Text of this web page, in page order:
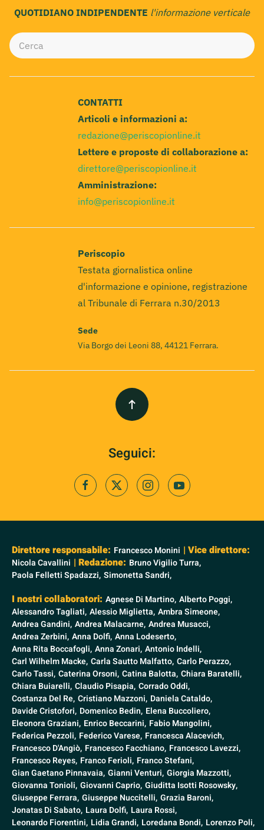
QUOTIDIANO INDIPENDENTE l'informazione verticale
CONTATTI
Articoli e informazioni a:
redazione@periscopionline.it
Lettere e proposte di collaborazione a:
direttore@periscopionline.it
Amministrazione:
info@periscopionline.it
Periscopio
Testata giornalistica online
d'informazione e opinione, registrazione
al Tribunale di Ferrara n.30/2013
Sede
Via Borgo dei Leoni 88, 44121 Ferrara.
Seguici:
Direttore responsabile: Francesco Monini | Vice direttore:
Nicola Cavallini | Redazione: Bruno Vigilio Turra,
Paola Felletti Spadazzi, Simonetta Sandri,
I nostri collaboratori: Agnese Di Martino, Alberto Poggi,
Alessandro Tagliati, Alessio Miglietta, Ambra Simeone,
Andrea Gandini, Andrea Malacarne, Andrea Musacci,
Andrea Zerbini, Anna Dolfi, Anna Lodeserto,
Anna Rita Boccafogli, Anna Zonari, Antonio Indelli,
Carl Wilhelm Macke, Carla Sautto Malfatto, Carlo Perazzo,
Carlo Tassi, Caterina Orsoni, Catina Balotta, Chiara Baratelli,
Chiara Buiarelli, Claudio Pisapia, Corrado Oddi,
Costanza Del Re, Cristiano Mazzoni, Daniela Cataldo,
Davide Cristofori, Domenico Bedin, Elena Buccoliero,
Eleonora Graziani, Enrico Beccarini, Fabio Mangolini,
Federica Pezzoli, Federico Varese, Francesca Alacevich,
Francesco D'Angiò, Francesco Facchiano, Francesco Lavezzi,
Francesco Reyes, Franco Ferioli, Franco Stefani,
Gian Gaetano Pinnavaia, Gianni Venturi, Giorgia Mazzotti,
Giovanna Tonioli, Giovanni Caprio, Giuditta Isotti Rosowsky,
Giuseppe Ferrara, Giuseppe Nuccitelli, Grazia Baroni,
Jonatas Di Sabato, Laura Dolfi, Laura Rossi,
Leonardo Fiorentini, Lidia Grandi, Loredana Bondi, Lorenzo Poli,